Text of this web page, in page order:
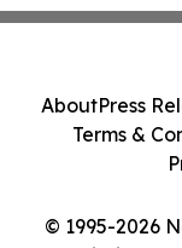
© 1995-2026
AboutPress
Terms &